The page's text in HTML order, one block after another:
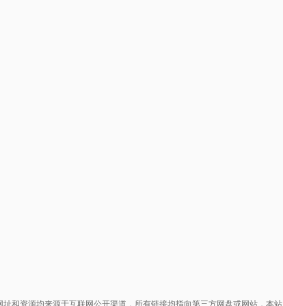
和资源均来源于互联网公开渠道，所有链接均指向第三方网盘或网站，本站